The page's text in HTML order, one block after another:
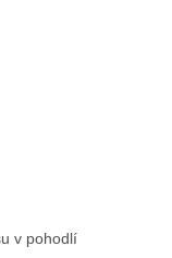
v pohodlí